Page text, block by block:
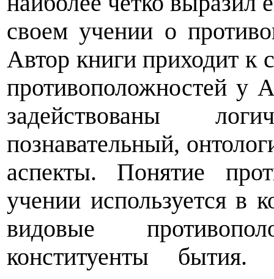
своем учении о
Автор книги приходит
противоположностей у
задействованы
познавательный,
аспекты. Понятие
учении используется в
видовые
конституенты бытия.